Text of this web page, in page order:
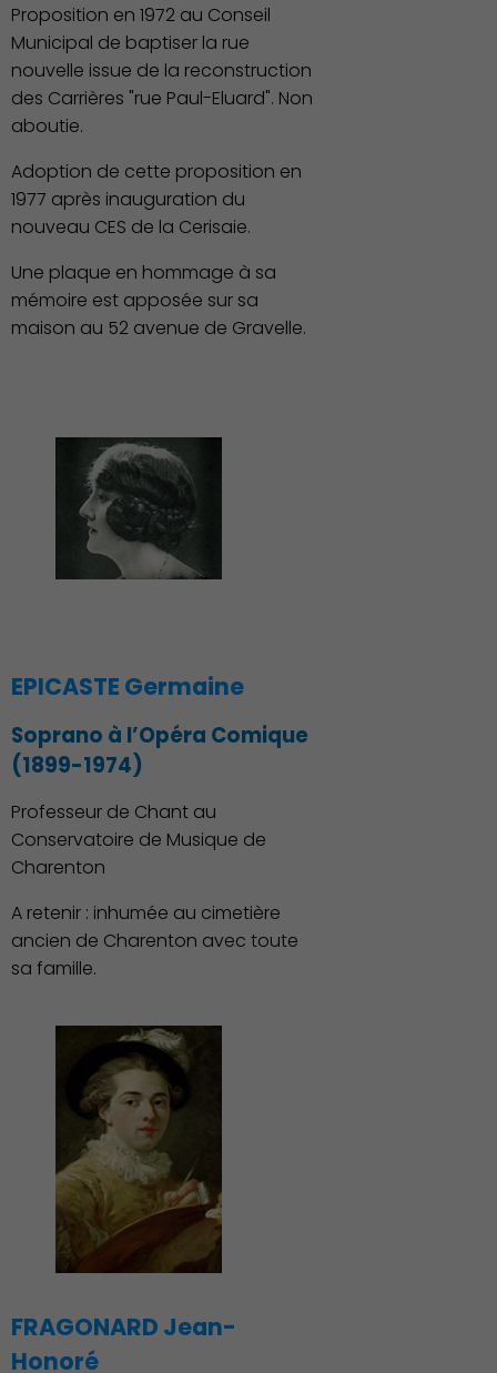
Associations et Sports
Proposition en 1972 au Conseil
Municipal de baptiser la rue
nouvelle issue de la reconstruction
des Carrières "rue Paul-Eluard". Non
aboutie.
Adoption de cette proposition en
1977 après inauguration du
nouveau CES de la Cerisaie.
Une plaque en hommage à sa
mémoire est apposée sur sa
maison au 52 avenue de Gravelle.
EPICASTE Germaine
Soprano à l’Opéra Comique
(1899-1974)
Professeur de Chant au
Conservatoire de Musique de
Charenton
A retenir : inhumée au cimetière
ancien de Charenton avec toute
sa famille.
FRAGONARD Jean-
Honoré